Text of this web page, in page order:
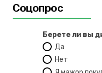
Соцопрос
Берете ли вы
Да
Нет